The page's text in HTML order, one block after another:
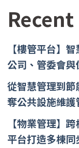
【樓管平台】
公司、管委會
從智慧管理到
奪公共設施維
【物業管理】
平台打造多棟同